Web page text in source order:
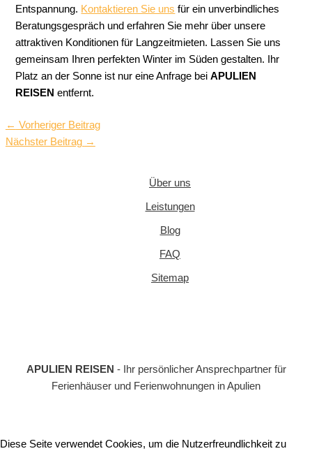
Entspannung. Kontaktieren Sie uns für ein unverbindliches
Beratungsgespräch und erfahren Sie mehr über unsere
attraktiven Konditionen für Langzeitmieten. Lassen Sie uns
gemeinsam Ihren perfekten Winter im Süden gestalten. Ihr
Platz an der Sonne ist nur eine Anfrage beiAPULIEN
REISEN entfernt.
← Vorheriger Beitrag
Nächster Beitrag →
Über uns
Leistungen
Blog
FAQ
Sitemap
APULIEN REISEN - Ihr persönlicher Ansprechpartner für
Ferienhäuser und Ferienwohnungen in Apulien
Diese Seite verwendet Cookies, um die Nutzerfreundlichkeit zu